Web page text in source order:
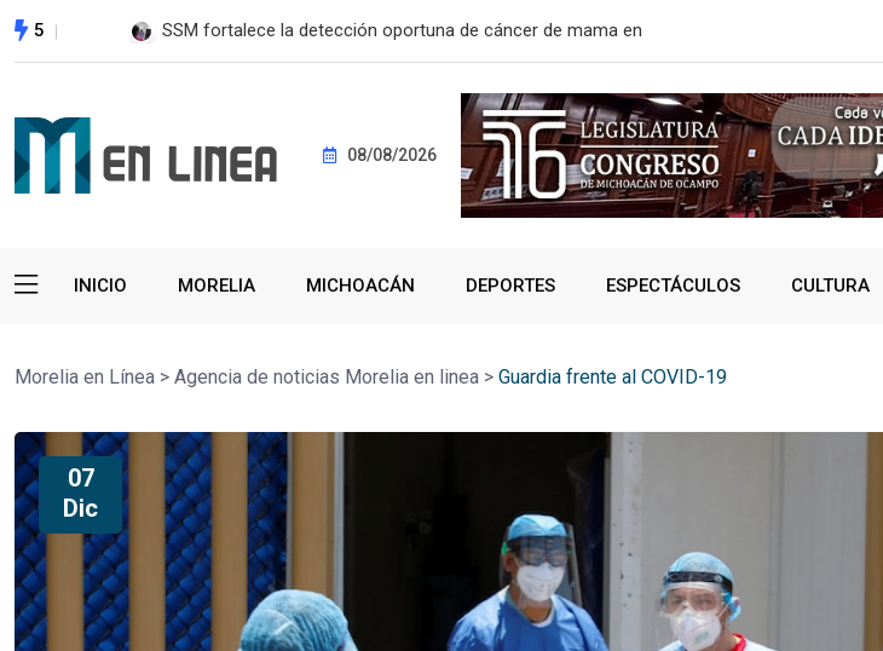
5 SSM fortalece la detección oportuna de cáncer de mama en
08/08/2026
INICIO MORELIA MICHOACÁN DEPORTES ESPECTÁCULOS CULTURA
Morelia en Línea > Agencia de noticias Morelia en linea > Guardia frente al COVID-19
07
Dic